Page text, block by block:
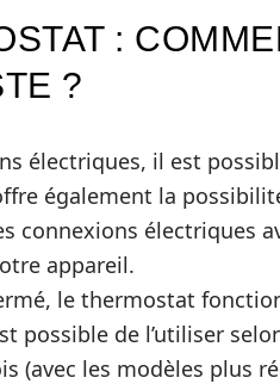
:
?
électriques, il est
également la
connexions électriques
appareil.
le thermostat
possible de l’utiliser
(avec les modèles plus